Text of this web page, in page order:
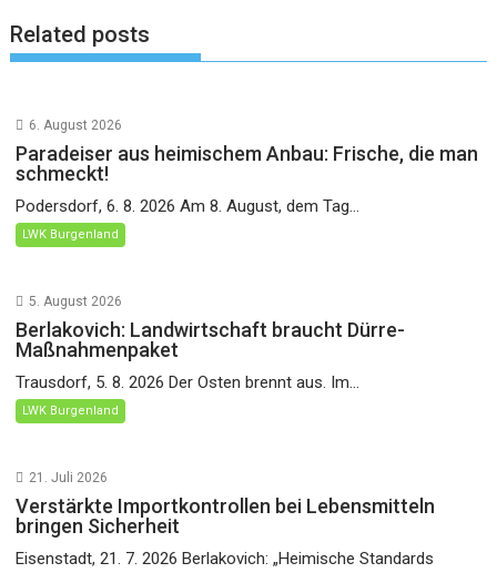
Related posts
6. August 2026
Paradeiser aus heimischem Anbau: Frische, die man
schmeckt!
Podersdorf, 6. 8. 2026 Am 8. August, dem Tag...
LWK Burgenland
5. August 2026
Berlakovich: Landwirtschaft braucht Dürre-
Maßnahmenpaket
Trausdorf, 5. 8. 2026 Der Osten brennt aus. Im...
LWK Burgenland
21. Juli 2026
Verstärkte Importkontrollen bei Lebensmitteln
bringen Sicherheit
Eisenstadt, 21. 7. 2026 Berlakovich: „Heimische Standards